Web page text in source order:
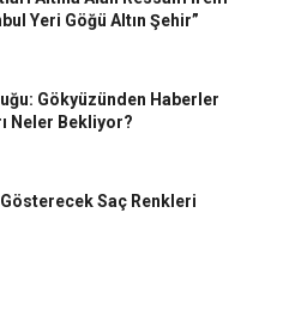
Yeri Göğü Altın Şehir”
Gökyüzünden Haberler
Neler Bekliyor?
Saç Renkleri